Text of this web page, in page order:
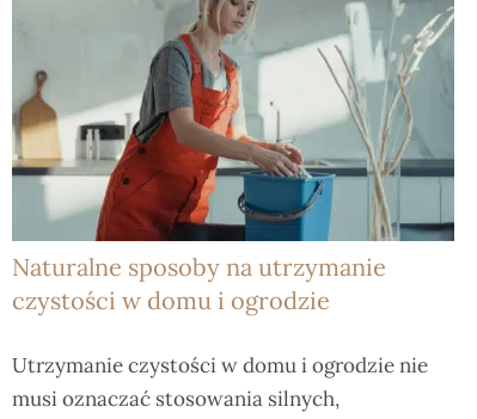
Naturalne sposoby na utrzymanie
czystości w domu i ogrodzie
Utrzymanie czystości w domu i ogrodzie nie
musi oznaczać stosowania silnych,